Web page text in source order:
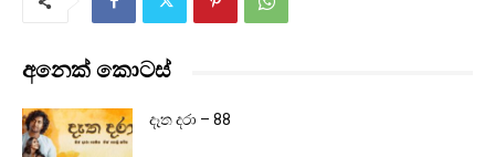
අනෙක් කොටස්
දෑත දරා – 88